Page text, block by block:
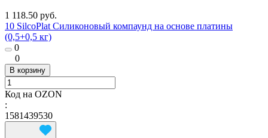
1 118.50 руб.
10 SilcoPlat Силиконовый компаунд на основе платины
(0,5+0,5 кг)
0
0
В корзину
Код на OZON
:
1581439530